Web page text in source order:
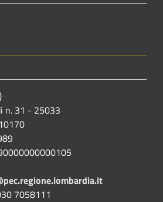
n. 31 - 25033
7058111